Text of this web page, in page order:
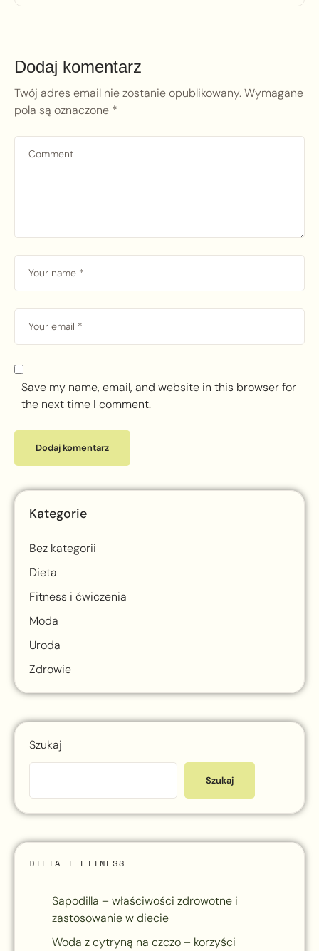
Dodaj komentarz
Twój adres email nie zostanie opublikowany.Wymagane
pola są oznaczone *
Save my name, email, and website in this browser for
the next time I comment.
Kategorie
Bez kategorii
Dieta
Fitness i ćwiczenia
Moda
Uroda
Zdrowie
Szukaj
Szukaj
DIETA I FITNESS
Sapodilla – właściwości zdrowotne i
zastosowanie w diecie
Woda z cytryną na czczo – korzyści